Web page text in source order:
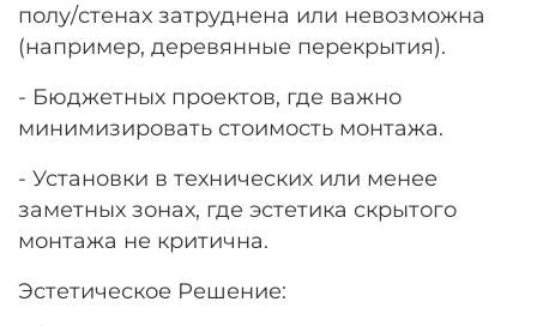
полу/стенах затруднена или невозможна
(например, деревянные перекрытия).
- Бюджетных проектов, где важно
минимизировать стоимость монтажа.
- Установки в технических или менее
заметных зонах, где эстетика скрытого
монтажа не критична.
Эстетическое Решение: